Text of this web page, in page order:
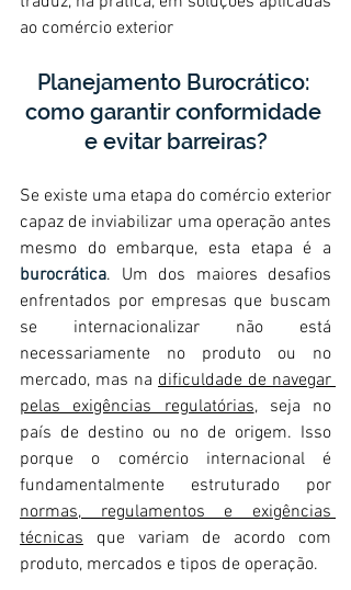
ao comércio exterior
Planejamento Burocrático:
como garantir conformidade
e evitar barreiras?
Se existe uma etapa do comércio exterior
capaz de inviabilizar uma operação antes
burocrática. Um dos maiores desafios
enfrentados por empresas que buscam
se internacionalizar não está
necessariamente no produto ou no
mercado, mas na dificuldade de navegar
pelas exigências regulatórias, seja no
país de destino ou no de origem. Isso
porque o comércio internacional é
normas, regulamentos e exigências
técnicas que variam de acordo com
produto, mercados e tipos de operação.